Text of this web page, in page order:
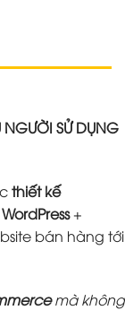
SỬ DỤNG
thiết kế
WordPress+
bán hàng tới
mà không